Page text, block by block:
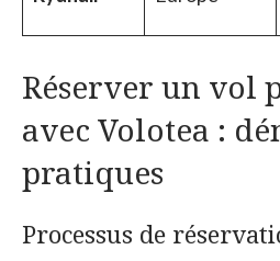
Réserver un vol
avec Volotea :
pratiques
Processus de